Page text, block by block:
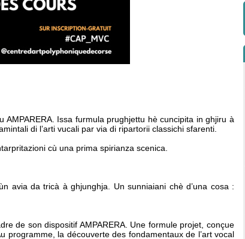
Issa furmula prughjettu hè cuncipita in ghjiru à
di l’arti vucali par via di ripartorii classichi sfarenti.
cù una prima spirianza scenica.
avia da tricà à ghjunghja. Un sunniaiani chè d’una cosa :
de son dispositif AMPARERA. Une formule projet, conçue
programme, la découverte des fondamentaux de l’art vocal